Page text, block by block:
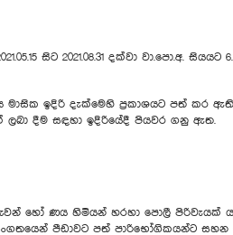
දක්වා වා.පො.අ. සියයට 6.18 සහ
ඉදිරි දැක්මෙහි ප්‍රකාශයට පත් කර
දීම සඳහා ඉදිරියේදී පියවර ගනු ඇත.
හෝ ණය හිමියන් හරහා පොලී පිරිවැයක්
පීඩාවට පත් පාරිභෝගිකයන්ට සහන